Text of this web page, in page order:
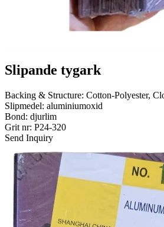
Slipande tygark
Backing & Structure: Cotton-Polyester,
Slipmedel: aluminiumoxid
Bond: djurlim
Grit nr: P24-320
Send Inquiry